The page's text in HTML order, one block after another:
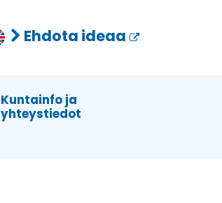
Ehdota ideaa
Kuntainfo ja
yhteystiedot